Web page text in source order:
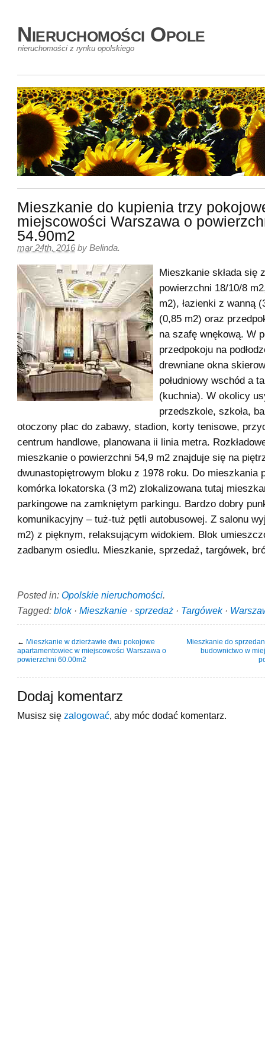
Nieruchomości Opole
nieruchomości z rynku opolskiego
Mieszkanie do kupienia trzy
miejscowości Warszawa o
54.90m2
mar 24th, 2016 by Belinda.
Mieszkanie składa się
powierzchni 18/10/8
m2), łazienki z wanną
(0,85 m2) oraz
na szafę wnękową. W
przedpokoju na
drewniane okna
południowy wschód a
(kuchnia). W okolicy
przedszkole, szkoła,
otoczony plac do zabawy, stadion, korty tenisowe,
centrum handlowe, planowana ii linia metra.
mieszkanie o powierzchni 54,9 m2 znajduje się na
dwunastopiętrowym bloku z 1978 roku. Do mieszkania
komórka lokatorska (3 m2) zlokalizowana tutaj
parkingowe na zamkniętym parkingu. Bardzo dobry
komunikacyjny – tuż-tuż pętli autobusowej. Z salonu
m2) z pięknym, relaksującym widokiem. Blok
zadbanym osiedlu. Mieszkanie, sprzedaż, targówek,
Posted in: Opolskie nieruchomości.
Tagged: blok· Mieszkanie · sprzedaż · Targówek·
← Mieszkanie w dzierżawie dwu pokojowe
apartamentowiec w miejscowości Warszawa o
powierzchni 60.00m2
Mieszkanie do
budownictwo w
Dodaj komentarz
Musisz się zalogować , aby móc dodać komentarz.